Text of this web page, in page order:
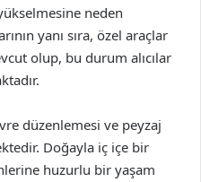
neden
yanı sıra, özel araçlar
olup, bu durum alıcılar
düzenlemesi ve peyzaj
Doğayla iç içe bir
huzurlu bir yaşam